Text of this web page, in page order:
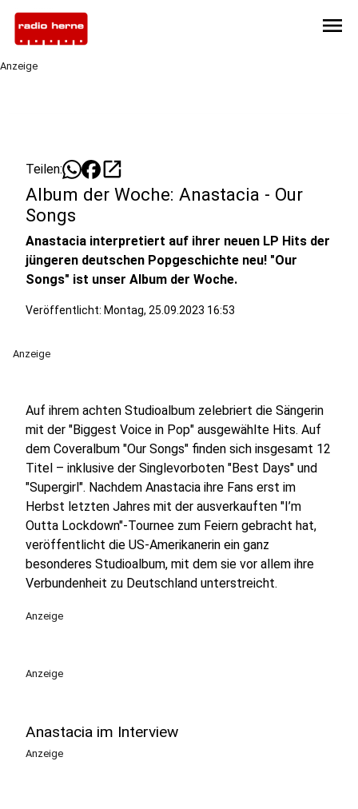
menu
Anzeige
Teilen: open_in_new
Album der Woche: Anastacia - Our
Songs
Anastacia interpretiert auf ihrer neuen LP Hits der
jüngeren deutschen Popgeschichte neu! "Our
Songs" ist unser Album der Woche.
Veröffentlicht: Montag, 25.09.2023 16:53
Anzeige
Auf ihrem achten Studioalbum zelebriert die Sängerin
mit der "Biggest Voice in Pop" ausgewählte Hits. Auf
dem Coveralbum "Our Songs" finden sich insgesamt 12
Titel – inklusive der Singlevorboten "Best Days" und
"Supergirl". Nachdem Anastacia ihre Fans erst im
Herbst letzten Jahres mit der ausverkauften "I’m
Outta Lockdown"-Tournee zum Feiern gebracht hat,
veröffentlicht die US-Amerikanerin ein ganz
besonderes Studioalbum, mit dem sie vor allem ihre
Verbundenheit zu Deutschland unterstreicht.
Anzeige
Anzeige
Anastacia im Interview
Anzeige